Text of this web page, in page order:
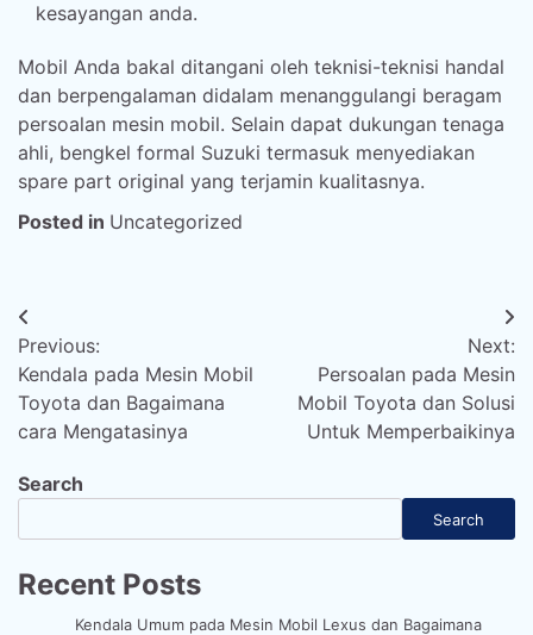
kesayangan anda.
Mobil Anda bakal ditangani oleh teknisi-teknisi handal
dan berpengalaman didalam menanggulangi beragam
persoalan mesin mobil. Selain dapat dukungan tenaga
ahli, bengkel formal Suzuki termasuk menyediakan
spare part original yang terjamin kualitasnya.
Posted in Uncategorized
Post
navigation
Previous:
Kendala pada Mesin Mobil
Toyota dan Bagaimana
cara Mengatasinya
Next:
Persoalan pada Mesin
Mobil Toyota dan Solusi
Untuk Memperbaikinya
Search
Search
Recent Posts
Kendala Umum pada Mesin Mobil Lexus dan Bagaimana